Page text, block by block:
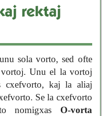
rektaj
sola vorto, sed ofte
Unu el la vortoj
cxefvorto, kaj la aliaj
Se la cxefvorto
nomigxas O-vorta